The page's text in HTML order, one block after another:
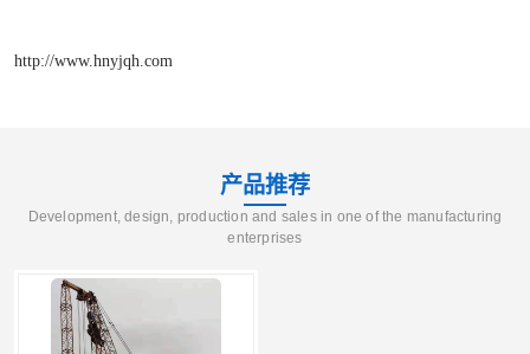
http://www.hnyjqh.com
产品推荐
Development, design, production and sales in one of the manufacturing
enterprises